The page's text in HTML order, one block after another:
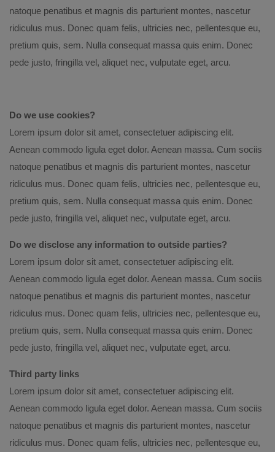
natoque penatibus et magnis dis parturient montes, nascetur
ridiculus mus. Donec quam felis, ultricies nec, pellentesque eu,
pretium quis, sem. Nulla consequat massa quis enim. Donec
pede justo, fringilla vel, aliquet nec, vulputate eget, arcu.
Do we use cookies?
Lorem ipsum dolor sit amet, consectetuer adipiscing elit.
Aenean commodo ligula eget dolor. Aenean massa. Cum sociis
natoque penatibus et magnis dis parturient montes, nascetur
ridiculus mus. Donec quam felis, ultricies nec, pellentesque eu,
pretium quis, sem. Nulla consequat massa quis enim. Donec
pede justo, fringilla vel, aliquet nec, vulputate eget, arcu.
Do we disclose any information to outside parties?
Lorem ipsum dolor sit amet, consectetuer adipiscing elit.
Aenean commodo ligula eget dolor. Aenean massa. Cum sociis
natoque penatibus et magnis dis parturient montes, nascetur
ridiculus mus. Donec quam felis, ultricies nec, pellentesque eu,
pretium quis, sem. Nulla consequat massa quis enim. Donec
pede justo, fringilla vel, aliquet nec, vulputate eget, arcu.
Third party links
Lorem ipsum dolor sit amet, consectetuer adipiscing elit.
Aenean commodo ligula eget dolor. Aenean massa. Cum sociis
natoque penatibus et magnis dis parturient montes, nascetur
ridiculus mus. Donec quam felis, ultricies nec, pellentesque eu,